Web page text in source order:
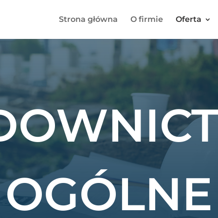
Strona główna O firmie Oferta
OGÓLNE